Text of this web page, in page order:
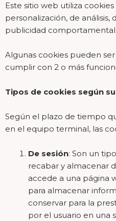
Este sitio web utiliza
personalización, de análisis,
publicidad comportamental.
Algunas cookies pueden
cumplir con 2 o más
Tipos de cookies según
Según el plazo de tiempo
en el equipo terminal, las
De sesión: Son un
recabar y almacenar
accede a una página
para almacenar
conservar para la
por el usuario en una